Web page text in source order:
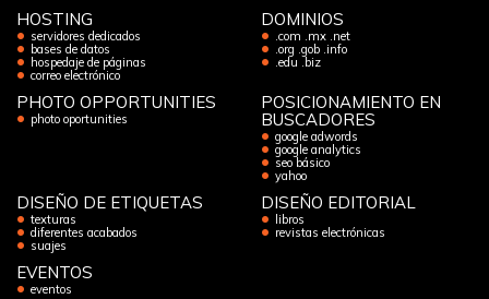
HOSTING
servidores dedicados
bases de datos
hospedaje de páginas
correo electrónico
DOMINIOS
.com .mx .net
.org .gob .info
.edu .biz
PHOTO OPPORTUNITIES
photo oportunities
POSICIONAMIENTO EN
BUSCADORES
google adwords
google analytics
seo básico
yahoo
DISEÑO DE ETIQUETAS
texturas
diferentes acabados
suajes
DISEÑO EDITORIAL
libros
revistas electrónicas
EVENTOS
eventos